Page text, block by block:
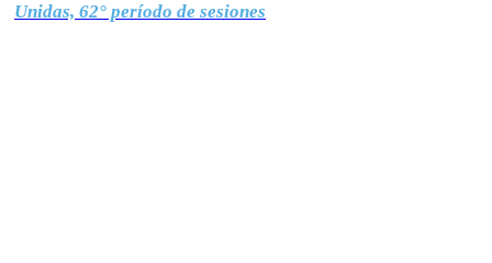
Unidas, 62° período de sesiones